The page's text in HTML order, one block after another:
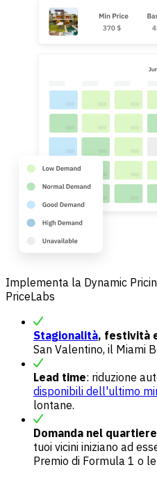
Implementa la Dynamic
PriceLabs
Stagionalità, festività
San Valentino, il Miami
Lead time: riduzione
disponibili dell'ultimo
lontane.
Domanda nel quartiere
tuoi vicini iniziano ad
Premio di Formula 1 o